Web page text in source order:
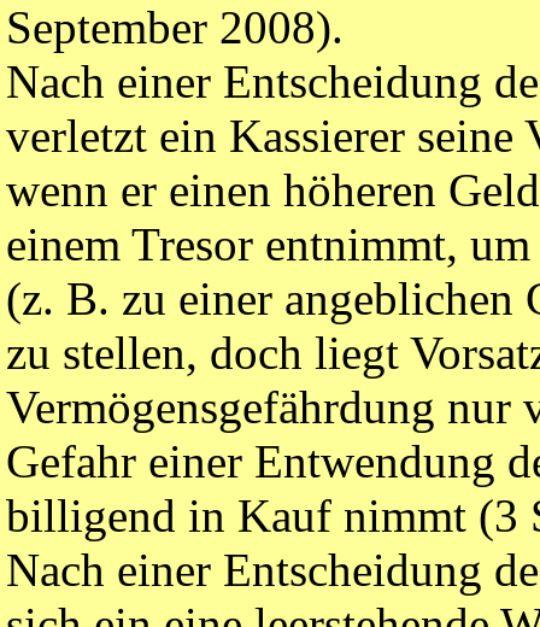
September 2008).
Nach einer Entscheidung
verletzt ein Kassierer seine
wenn er einen höheren
einem Tresor entnimmt,
(z. B. zu einer angeblichen
zu stellen, doch liegt
Vermögensgefährdung nur
Gefahr einer Entwendung
billigend in Kauf nimmt (3
Nach einer Entscheidung